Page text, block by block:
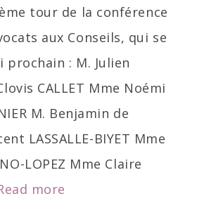
tour de la conférence
aux Conseils, qui se
: M. Julien
CALLET Mme Noémi
M. Benjamin de
LASSALLE-BIYET Mme
LOPEZ Mme Claire
more